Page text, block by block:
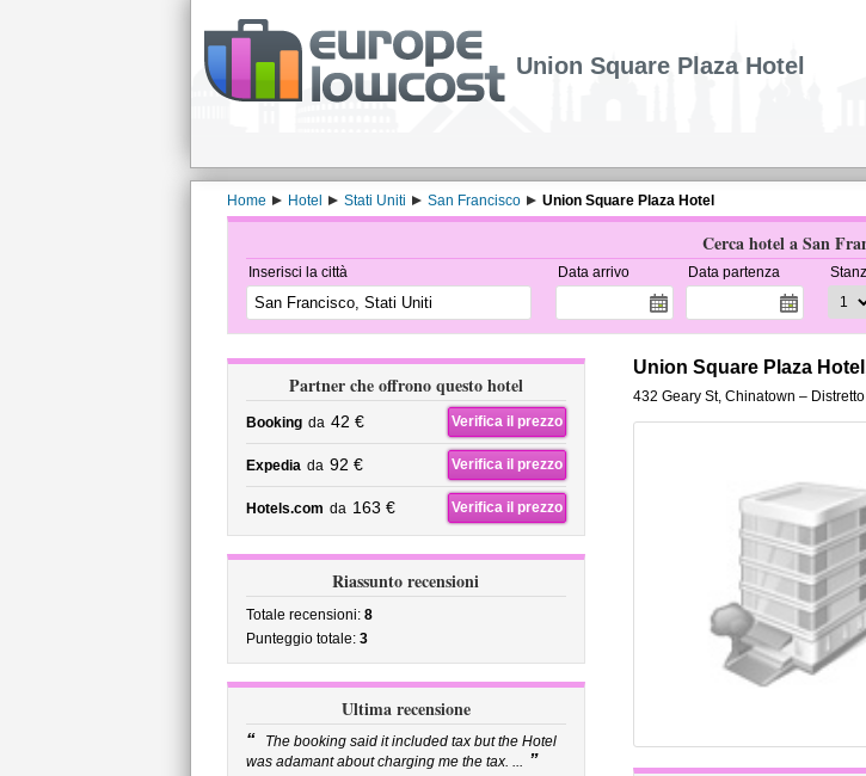
Union Square Plaza Hotel
Home Hotel Stati Uniti San Francisco Union Square Plaza Hotel
Cerca hotel a San
Inserisci la città Data arrivo Data partenza
Partner che offrono questo hotel
Booking da 42 € Verifica il prezzo
Expedia da 92 € Verifica il prezzo
Hotels.com da 163 € Verifica il prezzo
Riassunto recensioni
Totale recensioni: 8
Punteggio totale: 3
Ultima recensione
“
The booking said it included tax but the Hotel
was adamant about charging me the tax. ... ”
Union Square Plaza
432 Geary St, Chinatown –